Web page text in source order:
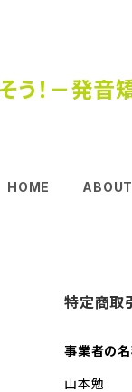
う！－発
HOME ABOUT
特定商取
事業者の
山本勉